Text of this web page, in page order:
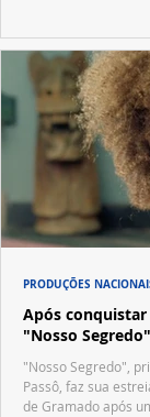
Após
"Nosso
"Nosso Segredo",
Passô, faz sua
de Gramado após
PRODUÇÕES